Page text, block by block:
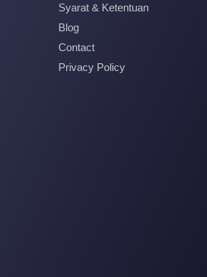
Syarat & Ketentuan
Blog
Contact
Privacy Policy